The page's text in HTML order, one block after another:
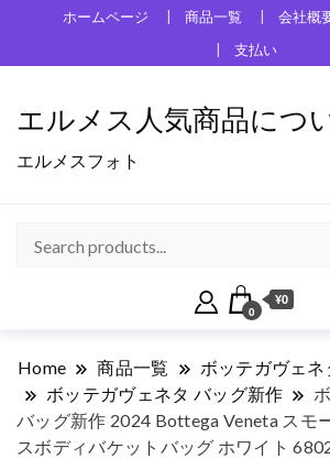
ホームページ 商品一覧 会社概
支払い
エルメス人気商品につ
エルメスフォト
0
¥0
Home 商品一覧
ボッテガヴェネ
ボッテガヴェネタ バッグ新作
バッグ新作 2024 Bottega Veneta スモ
スボディバケットバッグ ホワイト